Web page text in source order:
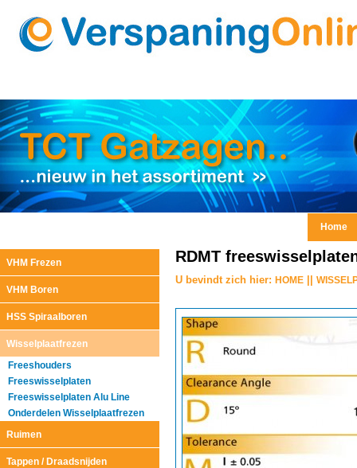
Home
VHM Frezen
VHM Boren
HSS Spiraalboren
Wisselplaatfrezen
Freeshouders
Freeswisselplaten
Freeswisselplaten Alu Line
Onderdelen Wisselplaatfrezen
Ruimen
Tappen / Draadsnijden
RDMT
U bevindt zich hier: HOME